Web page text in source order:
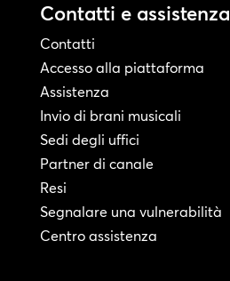
Contatti e assistenza
Contatti
Accesso alla piattaforma
Assistenza
Invio di brani musicali
Sedi degli uffici
Partner di canale
Resi
Segnalare una vulnerabilità
Centro assistenza